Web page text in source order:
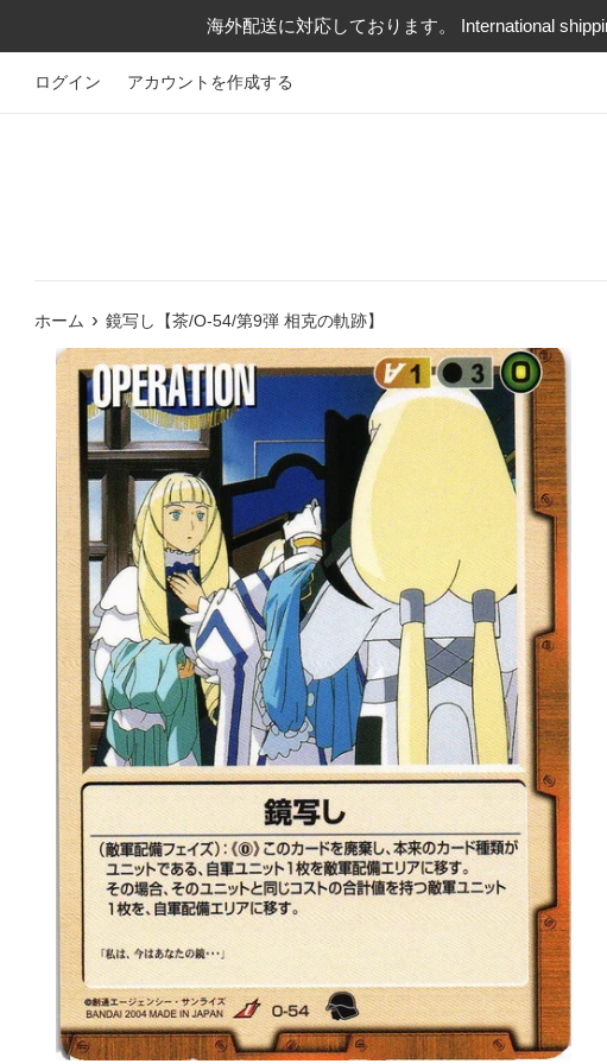
海外配送に対応しております。 International
ログイン アカウントを作成する
ホーム › 鏡写し【茶/O-54/第9弾 相克の軌跡】